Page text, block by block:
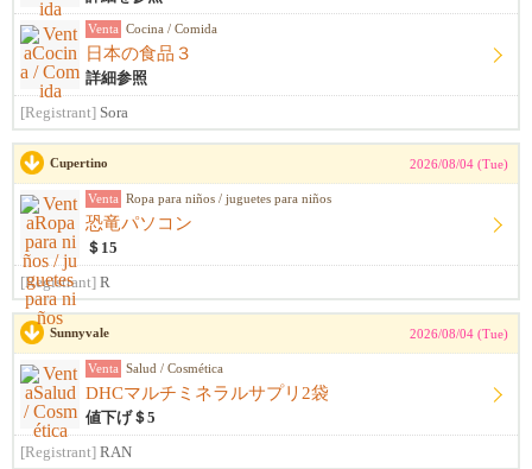
Venta Cocina / Comida
日本の食品３
詳細参照
[Registrant] Sora
Cupertino 2026/08/04 (Tue)
Venta Ropa para niños / juguetes para niños
恐竜パソコン
＄15
[Registrant] R
Sunnyvale 2026/08/04 (Tue)
Venta Salud / Cosmética
DHCマルチミネラルサプリ2袋
値下げ＄5
[Registrant] RAN